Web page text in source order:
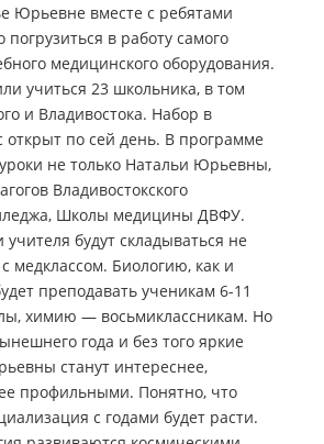
Юрьевне вместе с ребятами
погрузиться в работу самого
медицинского оборудования.
учиться 23 школьника, в том
и Владивостока. Набор в
открыт по сей день. В программе
не только Натальи Юрьевны,
Владивостокского
Школы медицины ДВФУ.
учителя будут складываться не
медклассом. Биологию, как и
преподавать ученикам 6-11
химию — восьмиклассникам. Но
года и без того яркие
станут интереснее,
профильными. Понятно, что
с годами будет расти.